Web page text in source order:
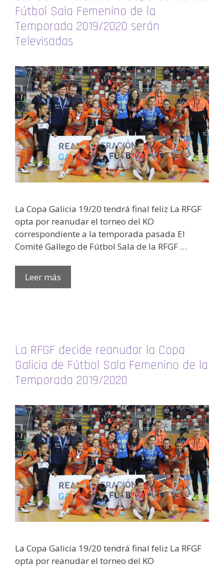
Fútbol Sala Femenino de la
Temporada 2019/2020 serán
Televisadas
La Copa Galicia 19/20 tendrá final feliz La RFGF
opta por reanudar el torneo del KO
correspondiente a la temporada pasada El
Comité Gallego de Fútbol Sala de la RFGF …
Leer más
La RFGF decide reanudar la Copa
Galicia de Fútbol Sala Femenino de la
Temporada 2019/2020
La Copa Galicia 19/20 tendrá final feliz La RFGF
opta por reanudar el torneo del KO